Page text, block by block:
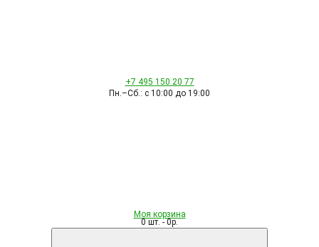
+7 495 150 20 77
Пн.–Сб.: с 10:00 до 19:00
Моя корзина
0 шт. - 0р.